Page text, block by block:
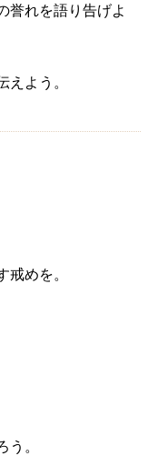
誉れを語り告げよ
えよう。
戒めを。
う。